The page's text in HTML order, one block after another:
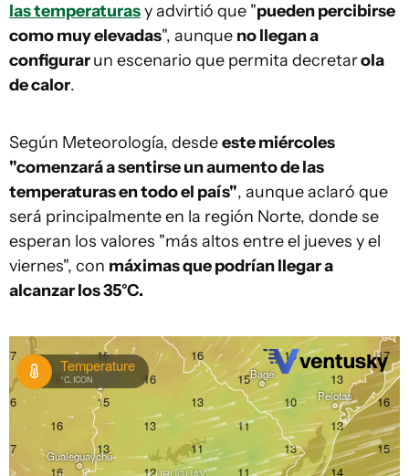
las temperaturasy advirtió que "pueden percibirse
como muy elevadas", aunque no llegan a
configurarun escenario que permita decretarola
de calor.
Según Meteorología, desdeeste miércoles
"comenzará a sentirse un aumento de las
temperaturas en todo el país", aunque aclaró que
será principalmente en la región Norte, donde se
esperan los valores "más altos entre el jueves y el
viernes", con máximas que podrían llegar a
alcanzar los 35°C.